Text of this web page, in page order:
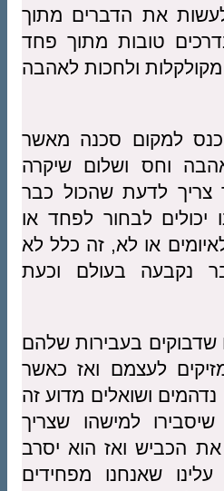
את הדברים מתוך
טובות מתוך פחד
ולחכות לאהבה
למקום סכנה מאשר
וחס ושלום שיקרה
צריך לדעת שהכול כבר
יכולים לבחור לפחד או
או לא, זה כלל לא
נקבעה בעולם וכעת
בעבירות שלהם
לעצמם ואז כאשר
ושואלים מדוע זה
למישהו שצריך
הכביש ואז הוא יסרב
שאנחנו מפחידים